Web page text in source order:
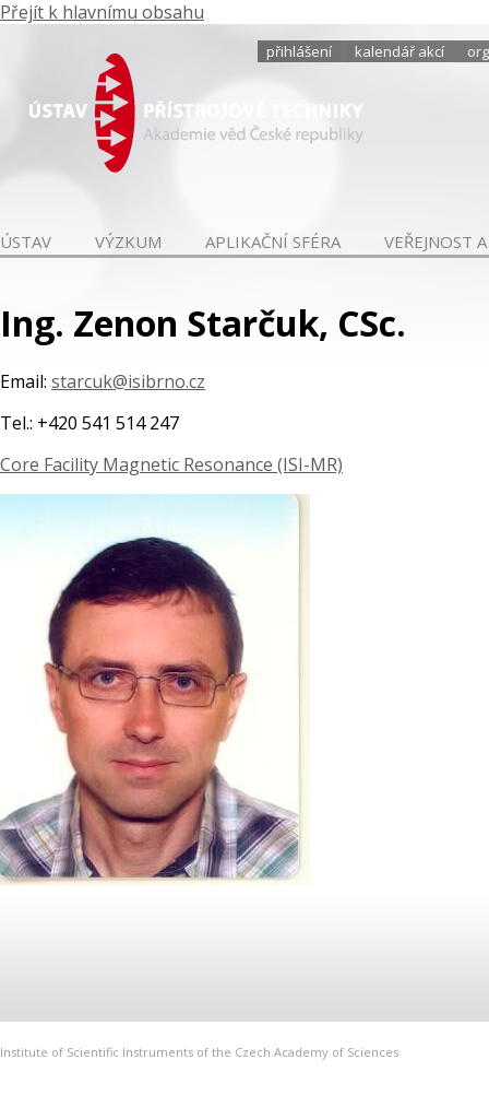
Přejít k hlavnímu obsahu
přihlášení kalendář akcí
ÚSTAV VÝZKUM APLIKAČNÍ SFÉRA VEŘEJNOST
Ing. Zenon Starčuk, CSc.
Email: starcuk@isibrno.cz
Tel.: +420 541 514 247
Core Facility Magnetic Resonance (ISI-MR)
Institute of Scientific Instruments of the Czech Academy of Sciences